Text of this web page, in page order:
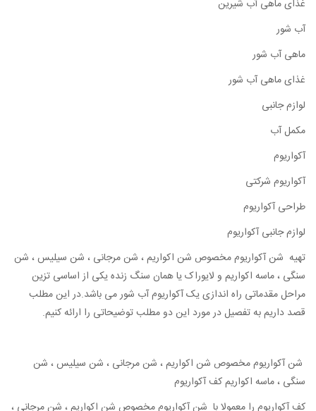
غذای ماهی آب شیرین
آب شور
ماهی آب شور
غذای ماهی آب شور
لوازم جانبی
مکمل آب
آکواریوم
آکواریوم شرکتی
طراحی آکواریوم
لوازم جانبی آکواریوم
تهیه شن آکواریوم مخصوص شن اکواریم ، شن مرجانی ، شن سیلیس ، شن
سنگی ، ماسه اکواریم و لایوراک یا همان سنگ زنده یکی از اساسی تزین
مراحل مقدماتی راه اندازی یک آکواریوم آب شور می باشد.در این مطلب
قصد داریم به تفصیل در مورد این دو مطلب توضیحاتی را ارائه کنیم.
شن آکواریوم مخصوص شن اکواریم ، شن مرجانی ، شن سیلیس ، شن
سنگی ، ماسه اکواریم کف آکواریوم
کف آکواریوم را معمولا با شن آکواریوم مخصوص شن اکواریم ، شن مرجانی ،